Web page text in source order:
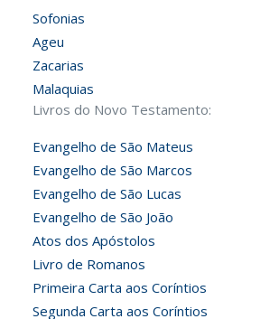
Sofonias
Ageu
Zacarias
Malaquias
Livros do Novo Testamento:
Evangelho de São Mateus
Evangelho de São Marcos
Evangelho de São Lucas
Evangelho de São João
Atos dos Apóstolos
Livro de Romanos
Primeira Carta aos Coríntios
Segunda Carta aos Coríntios